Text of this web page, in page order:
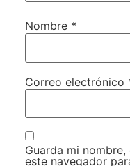
Nombre *
Correo electrónico
Guarda mi
este navegador